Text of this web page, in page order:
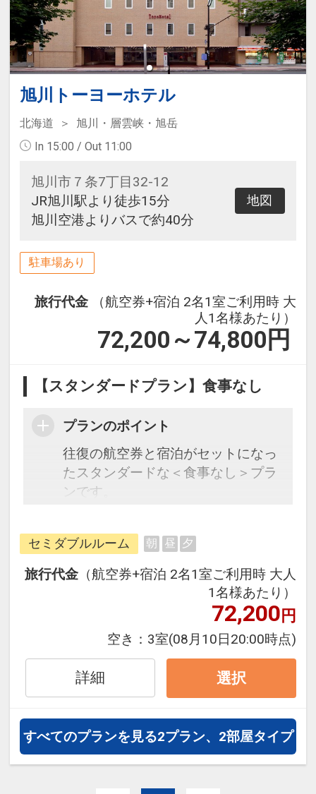
旭川トーヨーホテル
北海道
旭川・層雲峡・旭岳
In 15:00 / Out 11:00
旭川市７条7丁目32-12
JR旭川駅より徒歩15分
旭川空港よりバスで約40分
地図
駐車場あり
旅行代金
（航空券+宿泊 2名1室ご利用時 大
人1名様あたり）
72,200～74,800 円
【スタンダードプラン】食事なし
プランのポイント
往復の航空券と宿泊がセットになっ
たスタンダードな＜食事なし＞プラ
ンです。
できるダイナミックパッケージだか
ら、一都市滞在はもちろん周遊旅行
にも最適！
旅行期間中の1泊だけの宿泊や延
泊・飛び泊なども自由自在です。
フライトは、安心のJAL（または
JALグループ）確約！フライトマイ
ル50%貯まります。
オプションでレンタカーや現地交
通・体験プランなどの追加（同時予
約）が可能なプランもございます。
セミダブルルーム 朝 昼 夕
旅行代金 （航空券+宿泊 2名1室ご利用時 大人
1名様あたり）
72,200円
空き： 3室(08月10日20:00時点)
詳細 選択
すべてのプランを見る2プラン、2部屋タイプ